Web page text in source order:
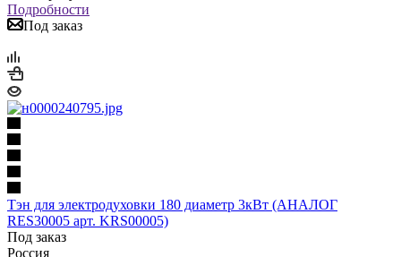
Подробности
Под заказ
Тэн для электродуховки 180 диаметр 3кВт (АНАЛОГ
RES30005 арт. KRS00005)
Под заказ
Россия